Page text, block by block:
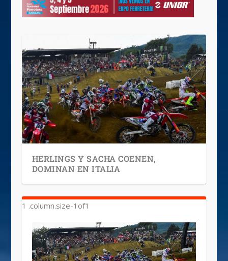
HERLINGS Y SACHA COENEN,
DOMINAN EN ITALIA